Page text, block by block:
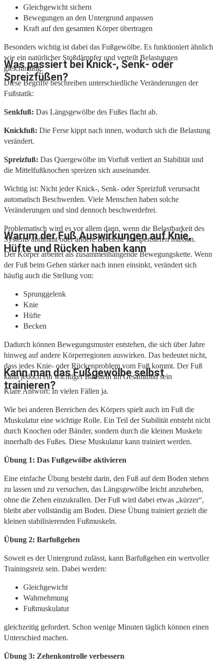
Gleichgewicht sichern
Bewegungen an den Untergrund anpassen
Kraft auf den gesamten Körper übertragen
Besonders wichtig ist dabei das Fußgewölbe. Es funktioniert ähnlich
wie ein natürlicher Stoßdämpfer und verteilt Belastungen
gleichmäßig.
Was passiert bei Knick-, Senk- oder
Spreizfüßen?
Diese Begriffe beschreiben unterschiedliche Veränderungen der
Fußstatik:
Senkfuß: Das Längsgewölbe des Fußes flacht ab.
Knickfuß: Die Ferse kippt nach innen, wodurch sich die Belastung
verändert.
Spreizfuß: Das Quergewölbe im Vorfuß verliert an Stabilität und
die Mittelfußknochen spreizen sich auseinander.
Wichtig ist: Nicht jeder Knick-, Senk- oder Spreizfuß verursacht
automatisch Beschwerden. Viele Menschen haben solche
Veränderungen und sind dennoch beschwerdefrei.
Problematisch wird es vor allem dann, wenn die Belastbarkeit des
Systems abnimmt oder andere Bereiche kompensieren müssen.
Warum der Fuß Auswirkungen auf Knie,
Hüfte und Rücken haben kann
Der Körper arbeitet als zusammenhängende Bewegungskette. Wenn
der Fuß beim Gehen stärker nach innen einsinkt, verändert sich
häufig auch die Stellung von:
Sprunggelenk
Knie
Hüfte
Becken
Dadurch können Bewegungsmuster entstehen, die sich über Jahre
hinweg auf andere Körperregionen auswirken. Das bedeutet nicht,
dass jedes Knie- oder Rückenproblem vom Fuß kommt. Der Fuß
kann jedoch ein wichtiger Baustein im Gesamtbild sein
Kann man das Fußgewölbe selbst
trainieren?
Klare Antwort: In vielen Fällen ja.
Wie bei anderen Bereichen des Körpers spielt auch im Fuß die
Muskulatur eine wichtige Rolle. Ein Teil der Stabilität entsteht nicht
durch Knochen oder Bänder, sondern durch die kleinen Muskeln
innerhalb des Fußes. Diese Muskulatur kann trainiert werden.
Übung 1: Das Fußgewölbe aktivieren
Eine einfache Übung besteht darin, den Fuß auf dem Boden stehen
zu lassen und zu versuchen, das Längsgewölbe leicht anzuheben,
ohne die Zehen einzukrallen. Der Fuß wird dabei etwas „kürzer“,
bleibt aber vollständig am Boden. Diese Übung trainiert gezielt die
kleinen stabilisierenden Fußmuskeln.
Übung 2: Barfußgehen
Soweit es der Untergrund zulässt, kann Barfußgehen ein wertvoller
Trainingsreiz sein. Dabei werden:
Gleichgewicht
Wahrnehmung
Fußmuskulatur
gleichzeitig gefordert. Schon wenige Minuten täglich können einen
Unterschied machen.
Übung 3: Zehenkontrolle verbessern